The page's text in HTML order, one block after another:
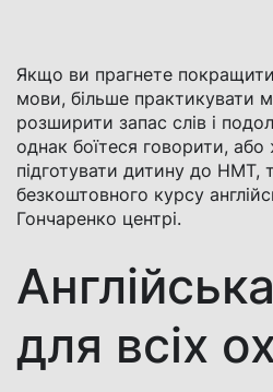
Якщо ви прагнете покращити
мови, більше практикувати
розширити запас слів і
однак боїтеся говорити,
підготувати дитину до НМТ,
безкоштовного курсу
Гончаренко центрі.
для всіх